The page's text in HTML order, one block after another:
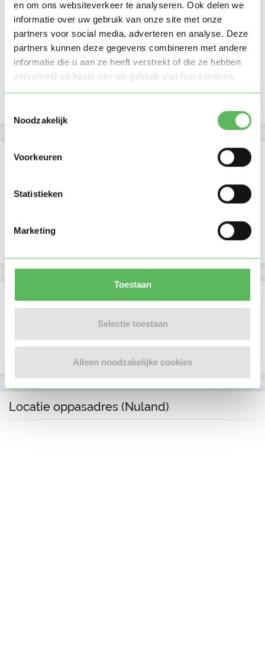
en om ons websiteverkeer te analyseren. Ook delen we
informatie over uw gebruik van onze site met onze
partners voor social media, adverteren en analyse. Deze
partners kunnen deze gegevens combineren met andere
informatie die u aan ze heeft verstrekt of die ze hebben
verzameld op basis van uw gebruik van hun services.
Noodzakelijk
Voorkeuren
Statistieken
Marketing
Toestaan
Selectie toestaan
Alleen noodzakelijke cookies
Ma Di Wo Do Vr Za
Ochtend
Middag
Namiddag
Avond
Activiteit op Oppasland
08-07-2026
08-07-2026
E-mailadres is geverifieerd
Locatie oppasadres (Nuland)